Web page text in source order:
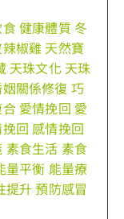
健康體質 冬
椒雞 天然寶
天珠文化 天珠
關係修復 巧
愛情挽回 愛
回 感情挽回
素食生活 素食
量平衡 能量療
提升預防感冒